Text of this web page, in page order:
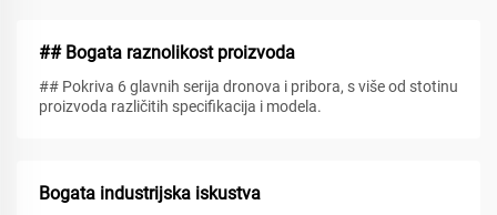
## Bogata raznolikost proizvoda
## Pokriva 6 glavnih serija dronova i pribora, s više od stotinu
proizvoda različitih specifikacija i modela.
Bogata industrijska iskustva